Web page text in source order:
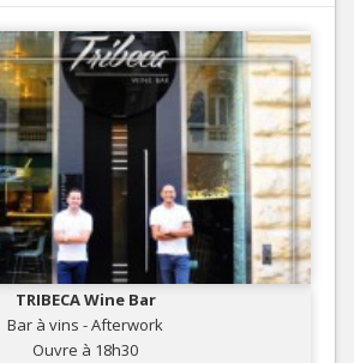
TRIBECA Wine Bar
Bar à vins - Afterwork
Ouvre à 18h30